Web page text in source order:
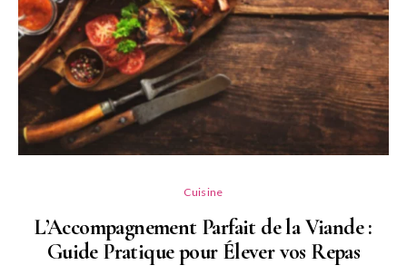
Cuisine
L’Accompagnement Parfait de la Viande :
Guide Pratique pour Élever vos Repas